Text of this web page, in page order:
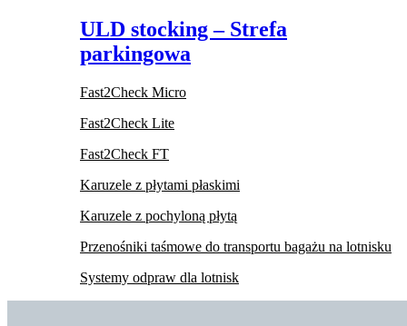
ULD stocking – Strefa
parkingowa
Fast2Check Micro
Fast2Check Lite
Fast2Check FT
Karuzele z płytami płaskimi
Karuzele z pochyloną płytą
Przenośniki taśmowe do transportu bagażu na lotnisku
Systemy odpraw dla lotnisk